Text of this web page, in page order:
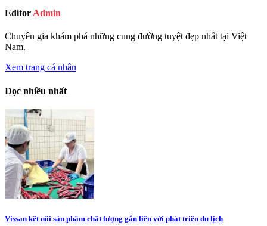
Editor Admin
Chuyên gia khám phá những cung đường tuyệt đẹp nhất tại Việt
Nam.
Xem trang cá nhân
Đọc nhiều nhất
Vissan kết nối sản phẩm chất lượng gắn liền với phát triển du lịch